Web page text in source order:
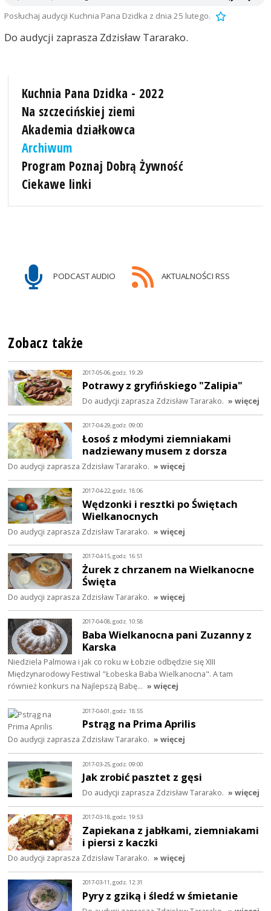
Posłuchaj audycji Kuchnia Pana Dzidka z dnia 25 lutego.
Do audycji zaprasza Zdzisław Tararako.
Kuchnia Pana Dzidka - 2022
Na szczecińskiej ziemi
Akademia działkowca
Archiwum
Program Poznaj Dobrą Żywność
Ciekawe linki
PODCAST AUDIO AKTUALNOŚCI RSS
Zobacz także
2017-05-06, godz. 19:29
Potrawy z gryfińskiego "Zalipia"
Do audycji zaprasza Zdzisław Tararako. » więcej
2017-04-29, godz. 09:00
Łosoś z młodymi ziemniakami
nadziewany musem z dorsza
Do audycji zaprasza Zdzisław Tararako. » więcej
2017-04-22, godz. 18:06
Wędzonki i resztki po Świętach
Wielkanocnych
Do audycji zaprasza Zdzisław Tararako. » więcej
2017-04-15, godz. 16:51
Żurek z chrzanem na Wielkanocne
Święta
Do audycji zaprasza Zdzisław Tararako. » więcej
2017-04-08, godz. 10:58
Baba Wielkanocna pani Zuzanny z
Karska
Niedziela Palmowa i jak co roku w Łobzie odbędzie się XIII
Międzynarodowy Festiwal "Łobeska Baba Wielkanocna". A tam
również konkurs na Najlepszą Babę… » więcej
2017-04-01, godz. 18:55
Pstrąg na Prima Aprilis
Do audycji zaprasza Zdzisław Tararako. » więcej
2017-03-25, godz. 09:00
Jak zrobić pasztet z gęsi
Do audycji zaprasza Zdzisław Tararako. » więcej
2017-03-18, godz. 19:53
Zapiekana z jabłkami, ziemniakami
i piersi z kaczki
Do audycji zaprasza Zdzisław Tararako. » więcej
2017-03-11, godz. 12:31
Pyry z gziką i śledź w śmietanie